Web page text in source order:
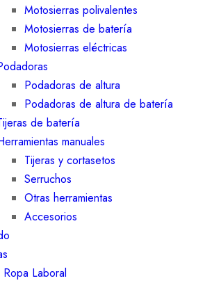
Motosierras polivalentes
Motosierras de batería
Motosierras eléctricas
Podadoras de altura
Podadoras de altura de batería
de batería
manuales
Tijeras y cortasetos
Serruchos
Otras herramientas
Accesorios
Laboral